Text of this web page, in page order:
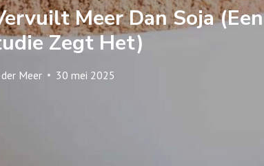
Meer Dan Soja (een
Zegt Het)
Meer 30 mei 2025